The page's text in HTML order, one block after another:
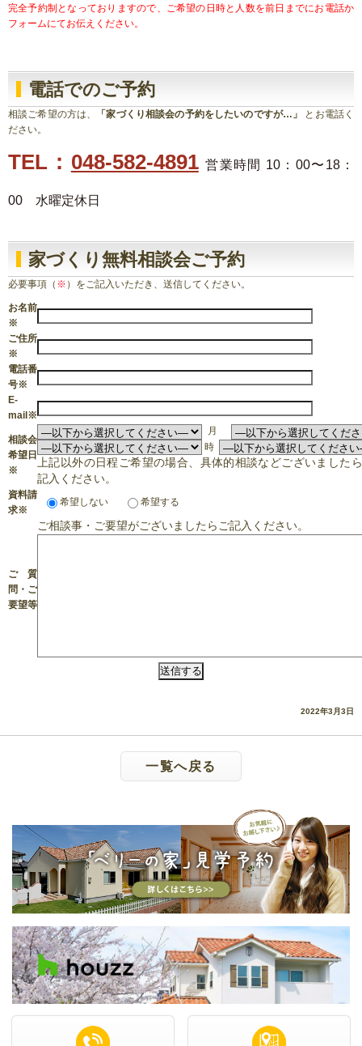
完全予約制となっておりますので、ご希望の日時と人数を前日までにお電話か
フォームにてお伝えください。
電話でのご予約
相談ご希望の方は、 「家づくり相談会の予約をしたいのですが…」
とお電話く
ださい。
TEL： 048-582-4891 営業時間 10：00〜18：
00 水曜定休日
家づくり無料相談会ご予約
必要事項（ ※ ）をご記入いただき、送信してください。
お名前
※
ご住所
※
電話番
号※
E-
mail ※
相談会
希望日
※
月
時
上記以外の日程ご希望の場合、具体的相談などございました
記入ください。
資料請
求※
希望しない 希望する
ご質
問・ご
要望等
ご相談事・ご要望がございましたらご記入ください。
2022年3月3日
一覧へ戻る